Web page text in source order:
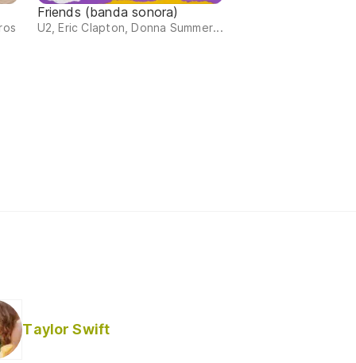
Friends (banda sonora)
U2, Eric Clapton, Donna Summer...
Taylor Swift